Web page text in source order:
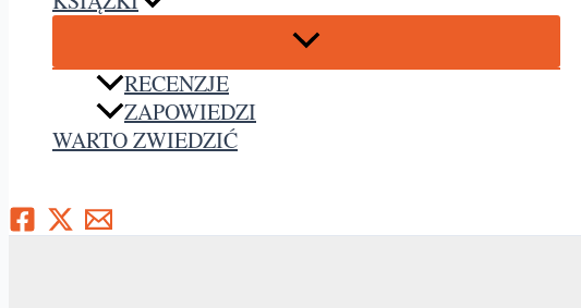
RECENZJE
ZAPOWIEDZI
WARTO ZWIEDZIĆ